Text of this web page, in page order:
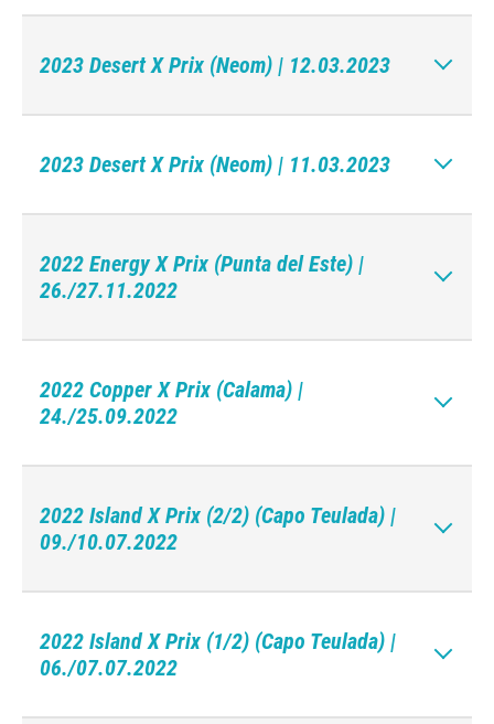
2023 Desert X Prix (Neom) | 12.03.2023
2023 Desert X Prix (Neom) | 11.03.2023
2022 Energy X Prix (Punta del Este) |
26./27.11.2022
2022 Copper X Prix (Calama) |
24./25.09.2022
2022 Island X Prix (2/2) (Capo Teulada) |
09./10.07.2022
2022 Island X Prix (1/2) (Capo Teulada) |
06./07.07.2022